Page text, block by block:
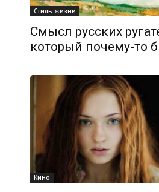
Стиль жизни
Смысл русских
который почему-то
Кино